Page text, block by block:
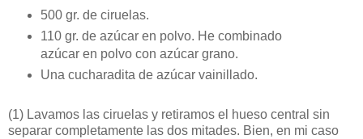
500 gr. de ciruelas.
110 gr. de azúcar en polvo. He combinado
azúcar en polvo con azúcar grano.
Una cucharadita de azúcar vainillado.
(1) Lavamos las ciruelas y retiramos el hueso central sin
separar completamente las dos mitades. Bien, en mi caso